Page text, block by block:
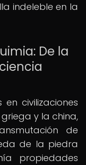
indeleble en la
De la
civilizaciones
y la china,
de
de la piedra
propiedades